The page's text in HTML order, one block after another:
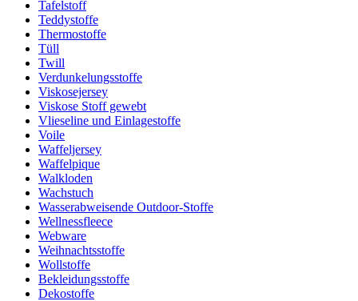
Tafelstoff
Teddystoffe
Thermostoffe
Tüll
Twill
Verdunkelungsstoffe
Viskosejersey
Viskose Stoff gewebt
Vlieseline und Einlagestoffe
Voile
Waffeljersey
Waffelpique
Walkloden
Wachstuch
Wasserabweisende Outdoor-Stoffe
Wellnessfleece
Webware
Weihnachtsstoffe
Wollstoffe
Bekleidungsstoffe
Dekostoffe